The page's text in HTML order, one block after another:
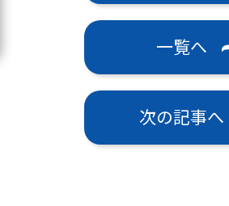
一覧へ
次の記事へ